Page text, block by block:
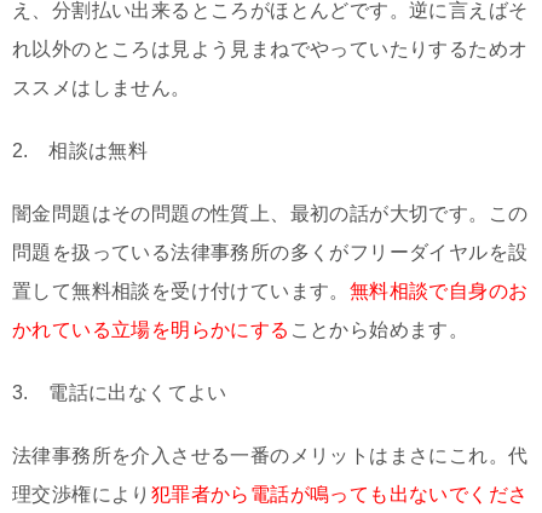
え、分割払い出来るところがほとんどです。逆に言えばそ
れ以外のところは見よう見まねでやっていたりするためオ
ススメはしません。
2. 相談は無料
闇金問題はその問題の性質上、最初の話が大切です。この
問題を扱っている法律事務所の多くがフリーダイヤルを設
置して無料相談を受け付けています。 無料相談で自身のお
かれている立場を明らかにする ことから始めます。
3. 電話に出なくてよい
法律事務所を介入させる一番のメリットはまさにこれ。代
理交渉権により 犯罪者から電話が鳴っても出ないでくださ